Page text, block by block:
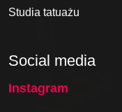
Studia tatuażu
Social media
Instagram